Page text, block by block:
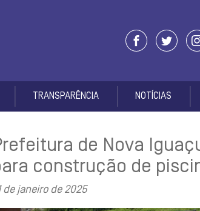
TRANSPARÊNCIA NOTÍCIAS
de Nova
construção de
de janeiro de 2025